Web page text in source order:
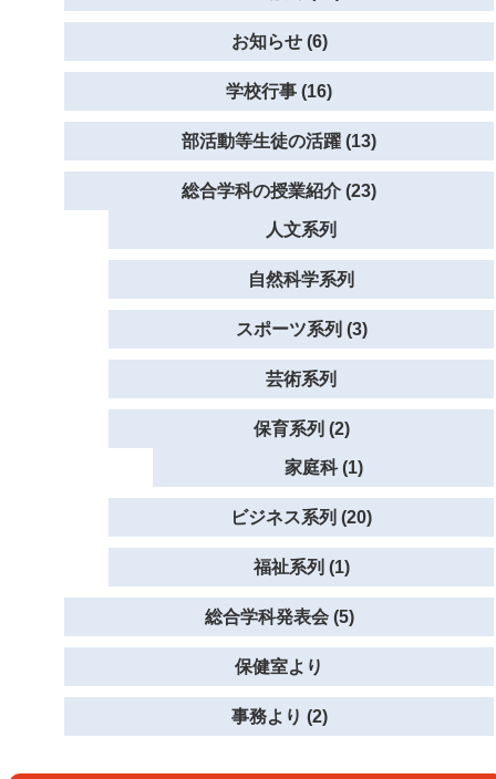
お知らせ (6)
学校行事 (16)
部活動等生徒の活躍 (13)
総合学科の授業紹介 (23)
人文系列
自然科学系列
スポーツ系列 (3)
芸術系列
保育系列 (2)
家庭科 (1)
ビジネス系列 (20)
福祉系列 (1)
総合学科発表会 (5)
保健室より
事務より (2)